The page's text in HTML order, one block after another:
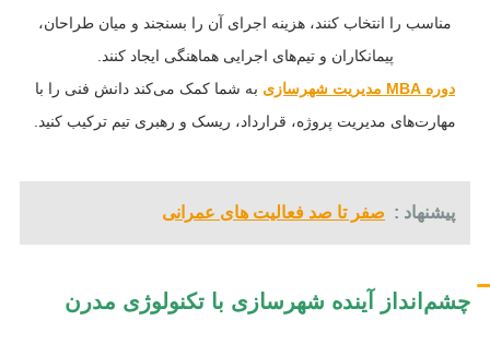
مناسب را انتخاب کنند، هزینه اجرای آن را بسنجند و میان طراحان،
پیمانکاران و تیم‌های اجرایی هماهنگی ایجاد کنند.
دوره MBA مدیریت شهرسازی
به شما کمک می‌کند دانش فنی را با
مهارت‌های مدیریت پروژه، قرارداد، ریسک و رهبری تیم ترکیب کنید.
پیشنهاد : صفر تا صد فعالیت های عمرانی
چشم‌انداز آینده شهرسازی با تکنولوژی مدرن